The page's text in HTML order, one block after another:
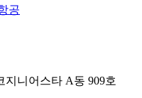
공
지니어스타 A동 909호